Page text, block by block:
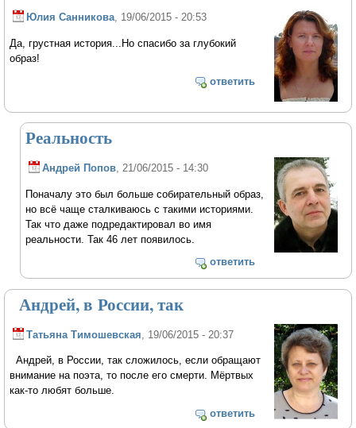
Юлия Санникова, 19/06/2015 - 20:53
Да, грустная история...Но спасибо за глубокий
образ!
ответить
Реальность
Андрей Попов , 21/06/2015 - 14:30
Поначалу это был больше собирательный образ,
но всё чаще сталкиваюсь с такими историями.
Так что даже подредактировал во имя
реальности. Так 46 лет появилось.
ответить
Андрей, в России, так
Татьяна Тимошевская , 19/06/2015 - 20:37
Андрей, в России, так сложилось, если обращают
внимание на поэта, то после его смерти. Мёртвых
как-то любят больше.
ответить